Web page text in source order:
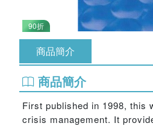
90折
商品簡介
商品簡介
First published in 1998, this
crisis management. It